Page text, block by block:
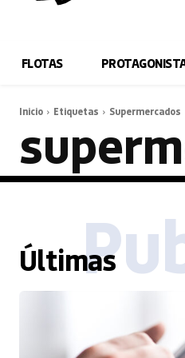
FLOTAS
Inicio Etiquetas Supermercados
Últimas